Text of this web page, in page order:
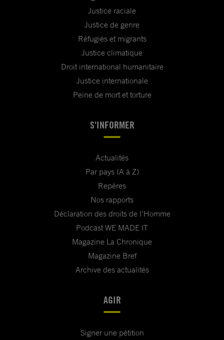
Justice raciale
Justice de genre
Réfugiés et migrants
Justice climatique
Droit international humanitaire
Justice internationale
Peine de mort et torture
S'INFORMER
Actualités
Par pays (A à Z)
Repères
Nos rapports
Déclaration des droits de l'Homme
Podcast WE MADE IT
Magazine La Chronique
Magazine Bref
Archive des actualités
AGIR
Signer une pétition